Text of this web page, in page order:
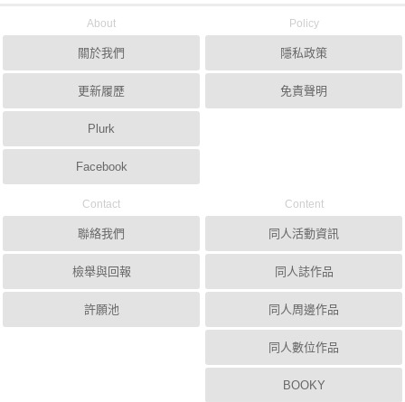
About
關於我們
更新履歷
Plurk
Facebook
Policy
隱私政策
免責聲明
Contact
聯絡我們
檢舉與回報
許願池
Content
同人活動資訊
同人誌作品
同人周邊作品
同人數位作品
BOOKY